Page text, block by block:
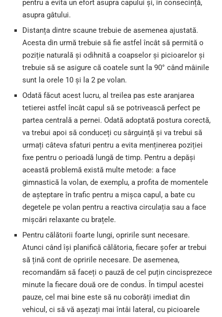
pentru a evita un efort asupra capului și, în consecință,
asupra gâtului.
Distanța dintre scaune trebuie de asemenea ajustată.
Acesta din urmă trebuie să fie astfel încât să permită o
poziție naturală și odihnită a coapselor și picioarelor și
trebuie să se asigure că coatele sunt la 90° când mâinile
sunt la orele 10 și la 2 pe volan.
Odată făcut acest lucru, al treilea pas este aranjarea
tetierei astfel încât capul să se potrivească perfect pe
partea centrală a pernei. Odată adoptată postura corectă,
va trebui apoi să conduceți cu sârguință și va trebui să
urmați câteva sfaturi pentru a evita menținerea poziției
fixe pentru o perioadă lungă de timp. Pentru a depăși
această problemă există multe metode: a face
gimnastică la volan, de exemplu, a profita de momentele
de așteptare în trafic pentru a mișca capul, a bate cu
degetele pe volan pentru a reactiva circulația sau a face
mișcări relaxante cu brațele.
Pentru călătorii foarte lungi, opririle sunt necesare.
Atunci când își planifică călătoria, fiecare șofer ar trebui
să țină cont de opririle necesare. De asemenea,
recomandăm să faceți o pauză de cel puțin cincisprezece
minute la fiecare două ore de condus. În timpul acestei
pauze, cel mai bine este să nu coborâți imediat din
vehicul, ci să vă așezați mai întâi lateral, cu picioarele